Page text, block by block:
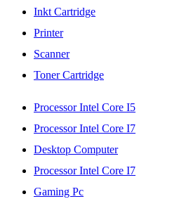
Inkt Cartridge
Printer
Scanner
Toner Cartridge
Processor Intel Core I5
Processor Intel Core I7
Desktop Computer
Processor Intel Core I7
Gaming Pc